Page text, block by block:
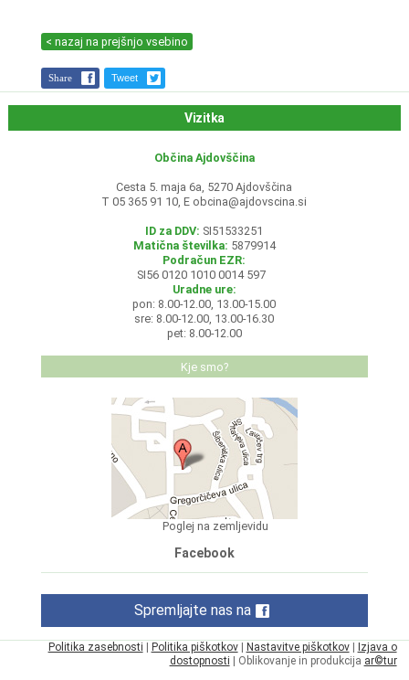
< nazaj na prejšnjo vsebino
Share Tweet
Vizitka
Občina Ajdovščina
Cesta 5. maja 6a, 5270 Ajdovščina
T 05 365 91 10, E obcina@ajdovscina.si
ID za DDV: SI51533251
Matična številka: 5879914
Podračun EZR:
SI56 0120 1010 0014 597
Uradne ure:
pon: 8.00-12.00, 13.00-15.00
sre: 8.00-12.00, 13.00-16.30
pet: 8.00-12.00
Kje smo?
Poglej na zemljevidu
Facebook
Spremljajte nas na
Politika zasebnosti Politika piškotkov| Nastavitve piškotkov|
Izjava o
dostopnosti | Oblikovanje in produkcija ar©tur